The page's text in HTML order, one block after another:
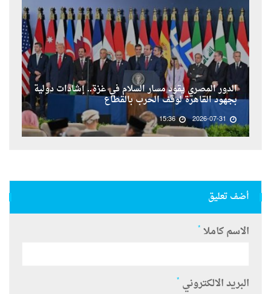
الدور المصري يقود مسار السلام في غزة.. إشادات دولية
بجهود القاهرة لوقف الحرب بالقطاع
2026-07-31
15:36
أضف تعليق
الاسم كاملا *
البريد الالكتروني *